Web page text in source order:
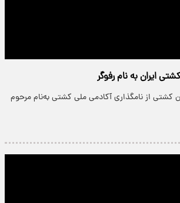
ایران به نام رفوگر
کشتی از نامگذاری آکادمی ملی کشتی به‌نام مرحوم